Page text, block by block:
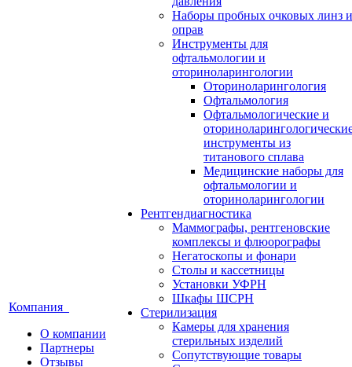
Компания
О компании
Партнеры
Отзывы
Наборы пробных очковых линз и
оправ
Инструменты для
офтальмологии и
оториноларингологии
Оториноларингология
Офтальмология
Офтальмологические и
инструменты из
титанового сплава
Медицинские наборы для
офтальмологии и
оториноларингологии
Рентгендиагностика
Маммографы, рентгеновские
комплексы и флюорографы
Негатоскопы и фонари
Столы и кассетницы
Установки УФРН
Шкафы ШСРН
Стерилизация
Камеры для хранения
стерильных изделий
Сопутствующие товары